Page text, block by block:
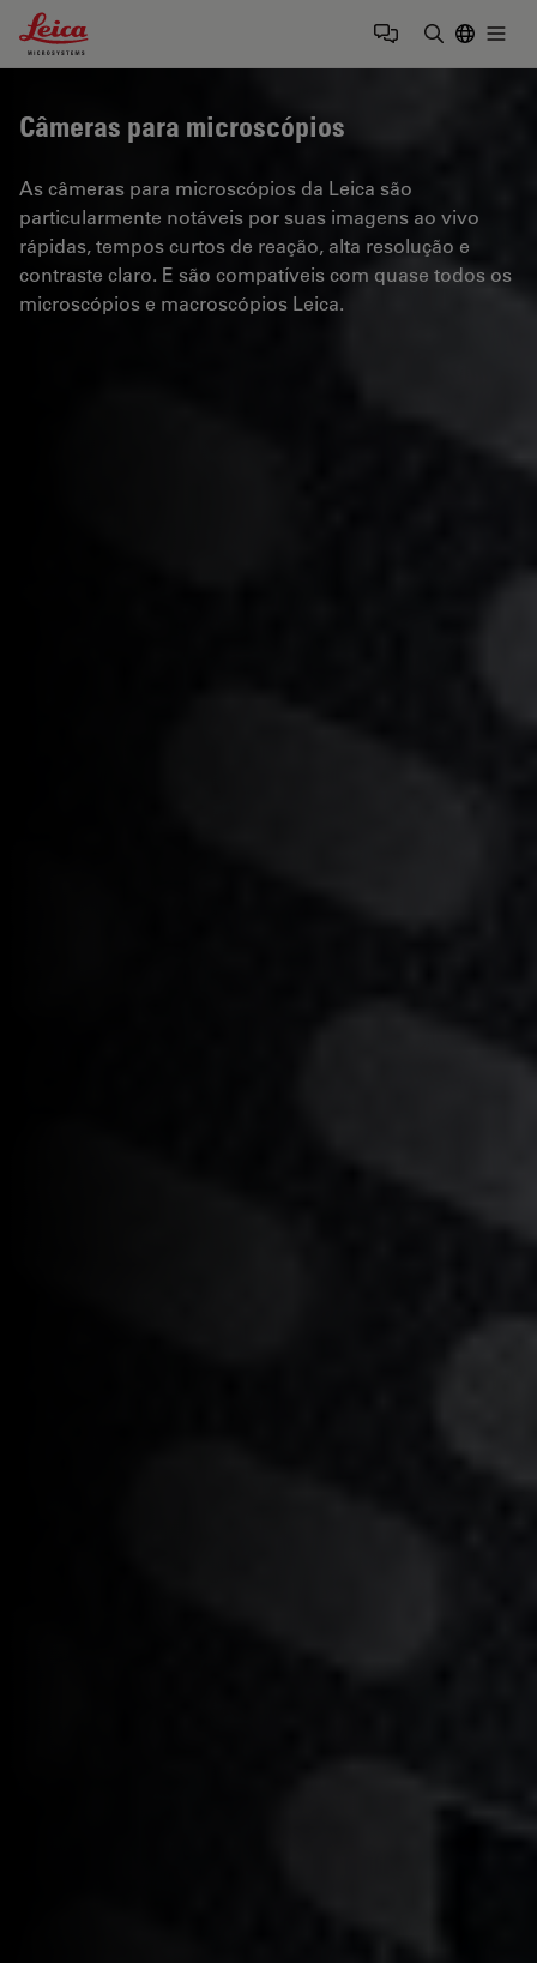
Leica Microsystems Logo
Câmeras para microscópios
As câmeras para microscópios da Leica são
particularmente notáveis por suas imagens ao vivo
rápidas, tempos curtos de reação, alta resolução e
contraste claro. E são compatíveis com quase todos os
microscópios e macroscópios Leica.